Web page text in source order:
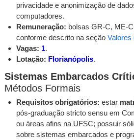
privacidade e anonimização de
computadores.
Remuneração: bolsas GR-C, ME-
conforme descrito na seção Valores
Vagas: 1.
Lotação: Florianópolis.
Sistemas Embarcados
Métodos Formais
Requisitos obrigatórios: estar
pós-graduação stricto sensu em
ou áreas afins na UFSC; possuir
sobre sistemas embarcados e